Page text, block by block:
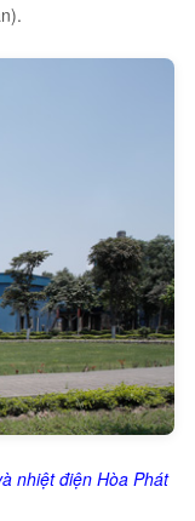
nhiệt điện Hòa Phát